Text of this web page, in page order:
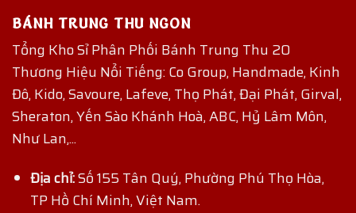
BÁNH TRUNG THU NGON
Tổng Kho Sỉ Phân Phối Bánh Trung Thu 20
Thương Hiệu Nổi Tiếng: Co Group, Handmade, Kinh
Đô, Kido, Savoure, Lafeve, Thọ Phát, Đại Phát, Girval,
Sheraton, Yến Sào Khánh Hoà, ABC, Hỷ Lâm Môn,
Như Lan,...
Địa chỉ:Số 155 Tân Quý, Phường Phú Thọ Hòa,
TP Hồ Chí Minh, Việt Nam.